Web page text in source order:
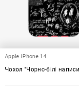
Apple iPhone 14
Чохол "Чорно-білі